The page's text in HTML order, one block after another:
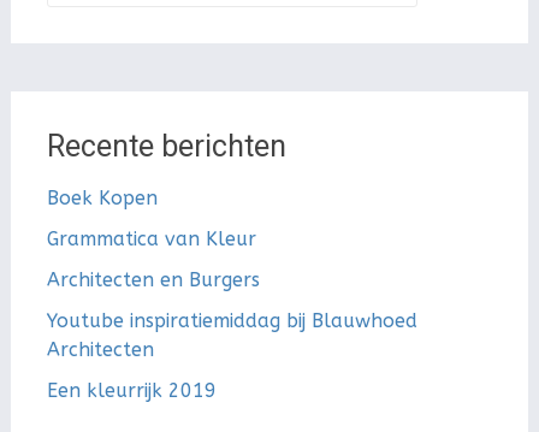
Recente berichten
Boek Kopen
Grammatica van Kleur
Architecten en Burgers
Youtube inspiratiemiddag bij Blauwhoed
Architecten
Een kleurrijk 2019